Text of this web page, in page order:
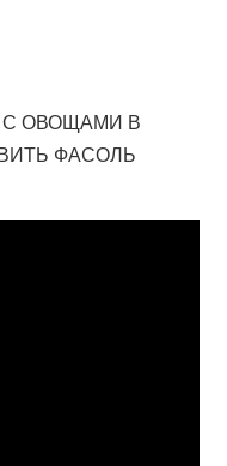
ОВОЩАМИ В
ФАСОЛЬ